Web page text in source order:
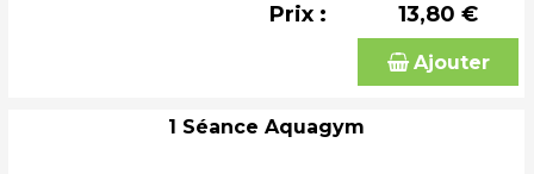
Prix : 13,80 €
Ajouter
1 Séance Aquagym